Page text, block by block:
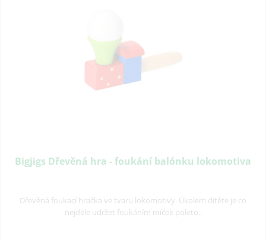
Bigjigs Dřevěná hra - foukání balónku lokomotiva
Dřevěná foukací hračka ve tvaru lokomotivy. Úkolem dítěte je co
nejdéle udržet foukáním míček poleto..